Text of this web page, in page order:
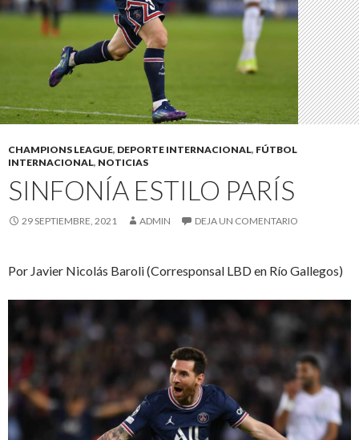
CHAMPIONS LEAGUE, DEPORTE INTERNACIONAL, FÚTBOL
INTERNACIONAL, NOTICIAS
SINFONÍA ESTILO PARÍS
29 SEPTIEMBRE, 2021 ADMIN DEJA UN COMENTARIO
Por Javier Nicolás Baroli (Corresponsal LBD en Río Gallegos)